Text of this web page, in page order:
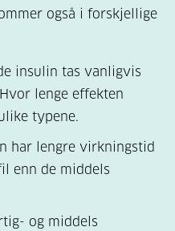
også i forskjellige
insulin tas vanligvis
lenge effekten
typene.
har lengre virkningstid
enn de middels
og middels